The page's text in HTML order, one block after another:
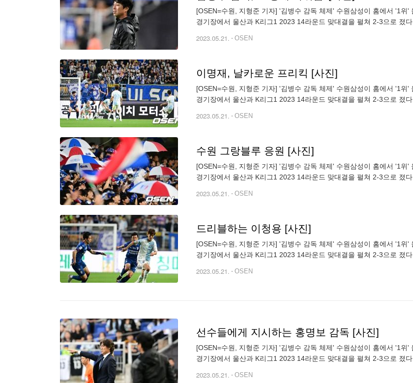
[OSEN=수원, 지형준 기자] '김병수 감독 체제' 수원삼성이 홈에서 '1
경기장에서 울산과 K리그1 2023 14라운드 맞대결을 펼쳐 2-3으로 졌
2023.05.21. OSEN
이명재, 날카로운 프리킥 [사진]
[OSEN=수원, 지형준 기자] '김병수 감독 체제' 수원삼성이 홈에서 '1
경기장에서 울산과 K리그1 2023 14라운드 맞대결을 펼쳐 2-3으로 졌
2023.05.21. OSEN
수원 그랑블루 응원 [사진]
[OSEN=수원, 지형준 기자] '김병수 감독 체제' 수원삼성이 홈에서 '1
경기장에서 울산과 K리그1 2023 14라운드 맞대결을 펼쳐 2-3으로 졌
2023.05.21. OSEN
드리블하는 이청용 [사진]
[OSEN=수원, 지형준 기자] '김병수 감독 체제' 수원삼성이 홈에서 '1
경기장에서 울산과 K리그1 2023 14라운드 맞대결을 펼쳐 2-3으로 졌
2023.05.21. OSEN
선수들에게 지시하는 홍명보 감독 [사진]
[OSEN=수원, 지형준 기자] '김병수 감독 체제' 수원삼성이 홈에서 '1
경기장에서 울산과 K리그1 2023 14라운드 맞대결을 펼쳐 2-3으로 졌
2023.05.21. OSEN